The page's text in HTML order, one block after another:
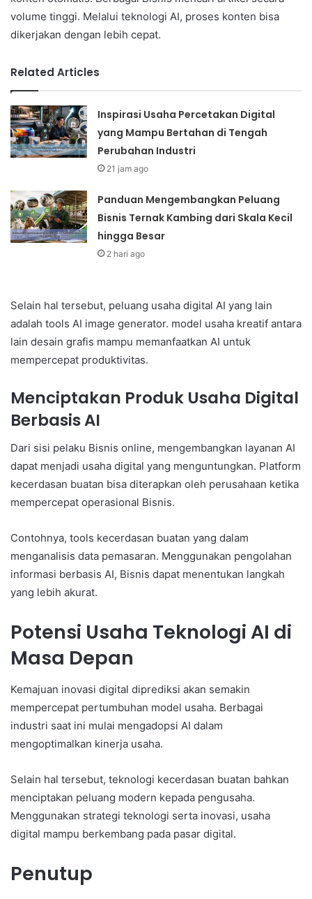
volume tinggi. Melalui teknologi AI, proses konten bisa
dikerjakan dengan lebih cepat.
Related Articles
Inspirasi Usaha Percetakan Digital
yang Mampu Bertahan di Tengah
Perubahan Industri
21 jam ago
Panduan Mengembangkan Peluang
Bisnis Ternak Kambing dari Skala Kecil
hingga Besar
2 hari ago
Selain hal tersebut, peluang usaha digital AI yang lain
adalah tools AI image generator. model usaha kreatif antara
lain desain grafis mampu memanfaatkan AI untuk
mempercepat produktivitas.
Menciptakan Produk Usaha Digital
Berbasis AI
Dari sisi pelaku Bisnis online, mengembangkan layanan AI
dapat menjadi usaha digital yang menguntungkan. Platform
kecerdasan buatan bisa diterapkan oleh perusahaan ketika
mempercepat operasional Bisnis.
Contohnya, tools kecerdasan buatan yang dalam
menganalisis data pemasaran. Menggunakan pengolahan
informasi berbasis AI, Bisnis dapat menentukan langkah
yang lebih akurat.
Potensi Usaha Teknologi AI di
Masa Depan
Kemajuan inovasi digital diprediksi akan semakin
mempercepat pertumbuhan model usaha. Berbagai
industri saat ini mulai mengadopsi AI dalam
mengoptimalkan kinerja usaha.
Selain hal tersebut, teknologi kecerdasan buatan bahkan
menciptakan peluang modern kepada pengusaha.
Menggunakan strategi teknologi serta inovasi, usaha
digital mampu berkembang pada pasar digital.
Penutup